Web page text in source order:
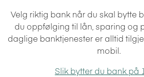
Velg riktig bank når du skal bytte
du oppfølging til lån, sparing og
daglige banktjenester er alltid
mobil.
Slik bytter du bank på